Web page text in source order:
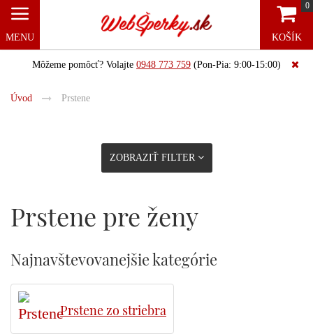
MENU
0
KOŠÍK
Môžeme pomôcť? Volajte 0948 773 759 (Pon-Pia: 9:00-15:00)
Úvod Prstene
ZOBRAZIŤ FILTER
Prstene pre ženy
Najnavštevovanejšie kategórie
Prstene zo striebra